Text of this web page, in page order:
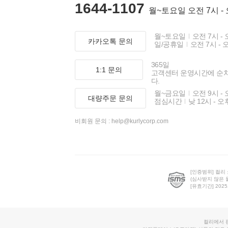
1644-1107 월~토요일 오전 7시 -
카카오톡 문의
월~토요일
오전 7시 -
일/공휴일
오전 7시 -
1:1 문의
365일
고객센터 운영시간에 순
다.
대량주문 문의
월~금요일
오전 9시 -
점심시간
낮 12시 - 오
비회원 문의 : help@kurlycorp.com
[인증범위] 컬리
(심사받지 않은
[유효기간]
컬리에서